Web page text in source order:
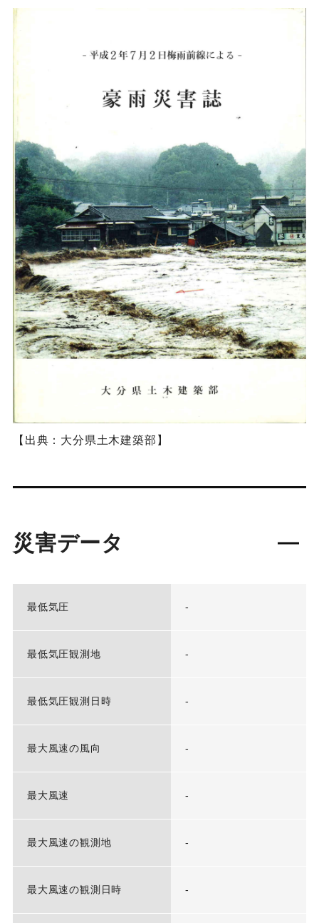
【出典：大分県土木建築部】
災害データ
最低気圧 -
最低気圧観測地 -
最低気圧観測日時 -
最大風速の風向 -
最大風速 -
最大風速の観測地 -
最大風速の観測日時 -